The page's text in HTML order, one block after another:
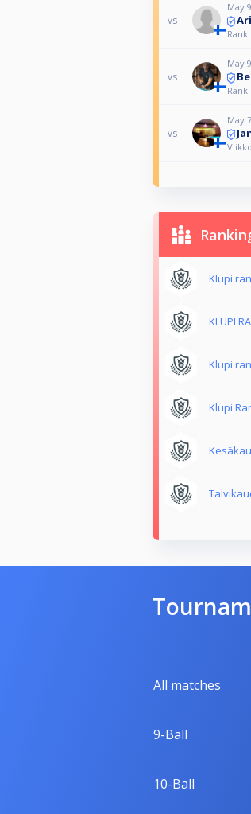
vs
May
vs
May
vs
May
Klupi
KLUPI
Klupi
Klupi
All matches
9-Ball
10-Ball